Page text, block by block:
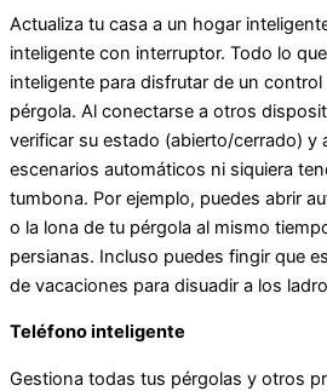
Actualiza tu casa a un hogar
inteligente con interruptor. Todo lo
inteligente para disfrutar de un
pérgola. Al conectarse a otros
verificar su estado (abierto/cerrado) y
escenarios automáticos ni siquiera
tumbona. Por ejemplo, puedes abrir
o la lona de tu pérgola al mismo
persianas. Incluso puedes fingir que
de vacaciones para disuadir a los
Teléfono inteligente
Gestiona todas tus pérgolas y otros